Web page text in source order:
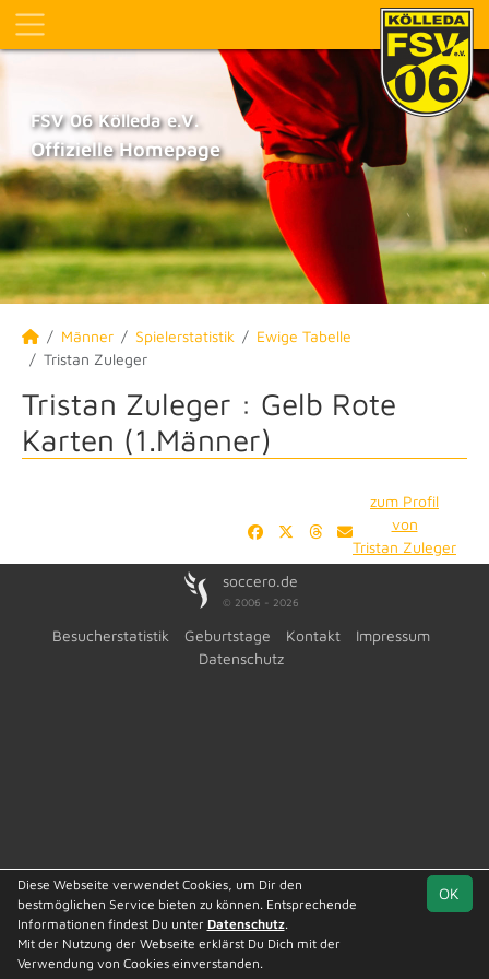
FSV 06 Kölleda e.V.
Offizielle Homepage
Männer Spielerstatistik
Ewige Tabelle
Tristan Zuleger
Tristan Zuleger : Gelb Rote
Karten (1.Männer)
zum Profil
von
Tristan Zuleger
soccero.de
© 2006 - 2026
Besucherstatistik Geburtstage Kontakt
Impressum
Datenschutz
OK
Diese Webseite verwendet Cookies, um Dir den
bestmöglichen Service bieten zu können. Entsprechende
Informationen findest Du unter Datenschutz.
Mit der Nutzung der Webseite erklärst Du Dich mit der
Verwendung von Cookies einverstanden.